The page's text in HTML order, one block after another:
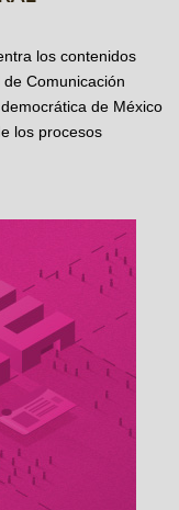
los contenidos
Comunicación
de México
los procesos